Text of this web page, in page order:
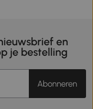
en
je bestelling
Abonneren